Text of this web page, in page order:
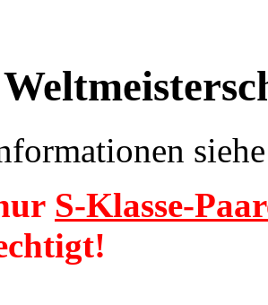
S-Klasse-